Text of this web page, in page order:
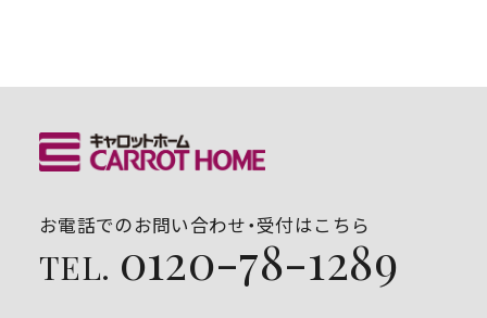
お電話でのお問い合わせ・受付はこちら
TEL. 0120-78-1289